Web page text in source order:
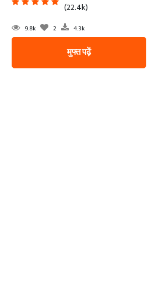
(22.4k)
9.8k 2 4.3k
मुफ्त पढ़ें